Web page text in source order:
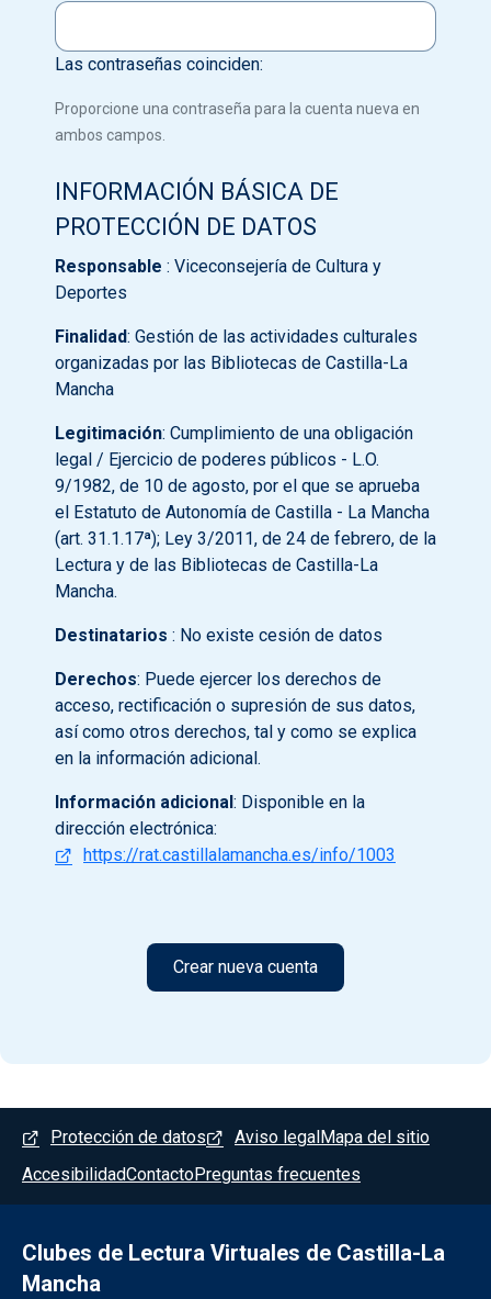
Las contraseñas coinciden:
Proporcione una contraseña para la cuenta nueva en
ambos campos.
INFORMACIÓN BÁSICA DE
PROTECCIÓN DE DATOS
Responsable : Viceconsejería de Cultura y
Deportes
Finalidad: Gestión de las actividades culturales
organizadas por las Bibliotecas de Castilla-La
Mancha
Legitimación: Cumplimiento de una obligación
legal / Ejercicio de poderes públicos - L.O.
9/1982, de 10 de agosto, por el que se aprueba
el Estatuto de Autonomía de Castilla - La Mancha
(art. 31.1.17ª); Ley 3/2011, de 24 de febrero, de la
Lectura y de las Bibliotecas de Castilla-La
Mancha.
Destinatarios : No existe cesión de datos
Derechos: Puede ejercer los derechos de
acceso, rectificación o supresión de sus datos,
así como otros derechos, tal y como se explica
en la información adicional.
Información adicional : Disponible en la
dirección electrónica:
https://rat.castillalamancha.es/info/1003
Menú del pie
Protección de datos Aviso legal Mapa del sitio
AccesibilidadContactoPreguntas frecuentes
Clubes de Lectura Virtuales de Castilla-La
Mancha